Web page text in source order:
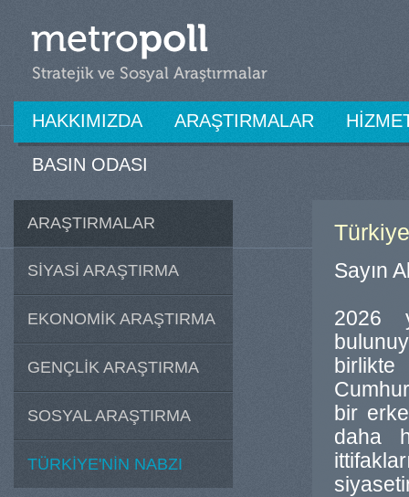
HAKKIMIZDA ARAŞTIRMALAR
BASIN ODASI
ARAŞTIRMALAR
SİYASİ ARAŞTIRMA
EKONOMİK ARAŞTIRMA
GENÇLİK ARAŞTIRMA
SOSYAL ARAŞTIRMA
TÜRKİYE'NİN NABZI
Sayın
2026
bir
daha